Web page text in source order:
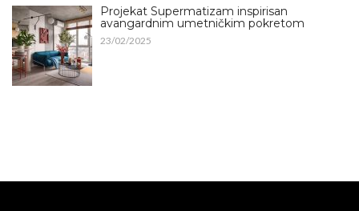
Projekat Supermatizam inspirisan
avangardnim umetničkim pokretom
23/02/2025